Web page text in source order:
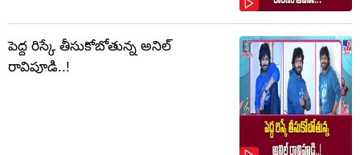
పెద్ద రిస్కే తీసుకోబోతున్న అనిల్
రావిపూడి..!